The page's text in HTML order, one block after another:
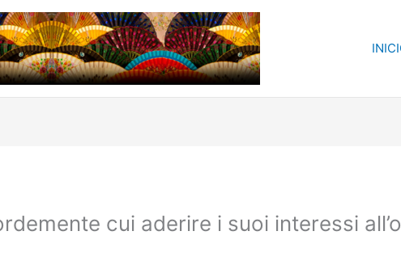
cui aderire i suoi interessi